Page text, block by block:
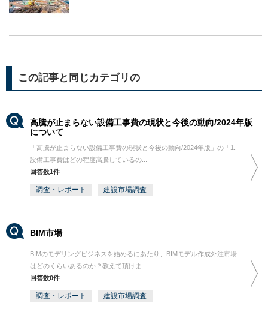
この記事と同じカテゴリの
高騰が止まらない設備工事費の現状と今後の動向/2024年版
について
「高騰が止まらない設備工事費の現状と今後の動向/2024年版」の「1.
設備工事費はどの程度高騰しているの...
回答数1件
調査・レポート 建設市場調査
BIM市場
BIMのモデリングビジネスを始めるにあたり、BIMモデル作成外注市場
はどのくらいあるのか？教えて頂けま...
回答数0件
調査・レポート 建設市場調査